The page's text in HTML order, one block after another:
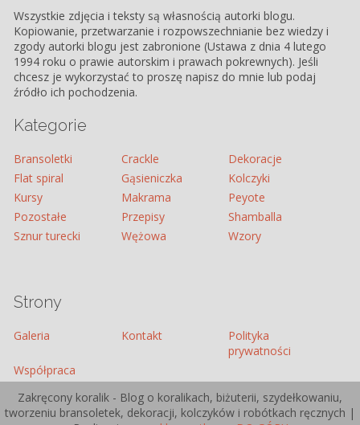
Wszystkie zdjęcia i teksty są własnością autorki blogu.
Kopiowanie, przetwarzanie i rozpowszechnianie bez wiedzy i
zgody autorki blogu jest zabronione (Ustawa z dnia 4 lutego
1994 roku o prawie autorskim i prawach pokrewnych). Jeśli
chcesz je wykorzystać to proszę napisz do mnie lub podaj
źródło ich pochodzenia.
Kategorie
Bransoletki Crackle
Dekoracje
Flat spiral
Gąsieniczka
Kolczyki
Kursy
Makrama
Peyote
Pozostałe
Przepisy
Shamballa
Sznur turecki
Wężowa Wzory
Strony
Galeria Kontakt
Polityka
prywatności
Współpraca
Zakręcony koralik - Blog o koralikach, biżuterii, szydełkowaniu,
tworzeniu bransoletek, dekoracji, kolczyków i robótkach ręcznych |